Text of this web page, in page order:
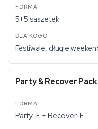
5+5 saszetek
Festiwale, długie
Party & Recover Pack
Party-E + Recover-E